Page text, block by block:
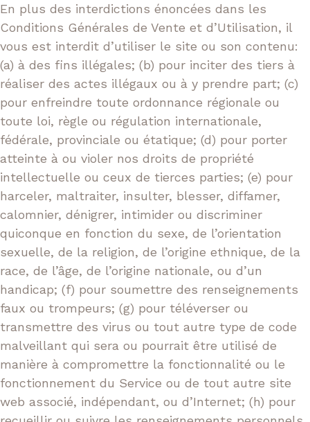
En plus des interdictions énoncées dans les
Conditions Générales de Vente et d’Utilisation, il
vous est interdit d’utiliser le site ou son contenu:
(a) à des fins illégales; (b) pour inciter des tiers à
réaliser des actes illégaux ou à y prendre part; (c)
pour enfreindre toute ordonnance régionale ou
toute loi, règle ou régulation internationale,
fédérale, provinciale ou étatique; (d) pour porter
atteinte à ou violer nos droits de propriété
intellectuelle ou ceux de tierces parties; (e) pour
harceler, maltraiter, insulter, blesser, diffamer,
calomnier, dénigrer, intimider ou discriminer
quiconque en fonction du sexe, de l’orientation
sexuelle, de la religion, de l’origine ethnique, de la
race, de l’âge, de l’origine nationale, ou d’un
handicap; (f) pour soumettre des renseignements
faux ou trompeurs; (g) pour téléverser ou
transmettre des virus ou tout autre type de code
malveillant qui sera ou pourrait être utilisé de
manière à compromettre la fonctionnalité ou le
fonctionnement du Service ou de tout autre site
web associé, indépendant, ou d’Internet; (h) pour